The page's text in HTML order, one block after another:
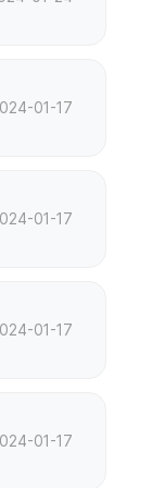
01-17
01-17
01-17
01-17